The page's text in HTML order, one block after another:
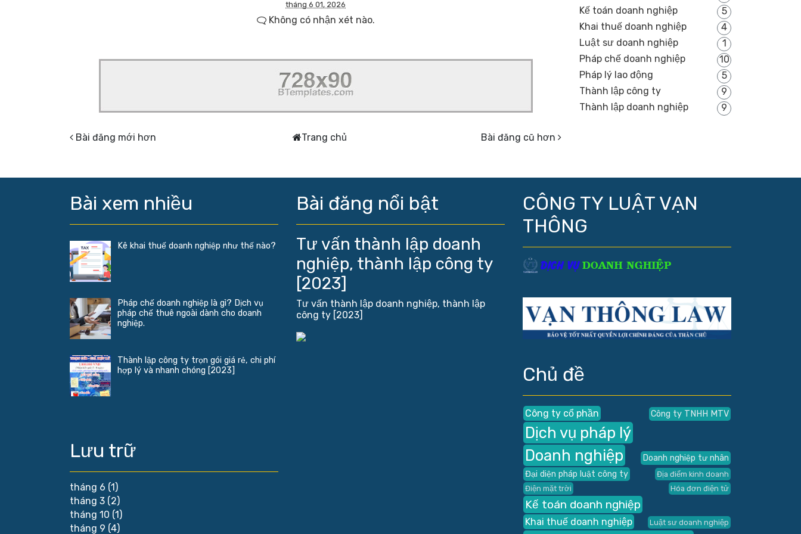
tháng 6 01, 2026
Không có nhận xét nào.
Bài đăng mới hơn Bài đăng cũ hơn
Trang chủ
Kế toán doanh nghiệp
5
Khai thuế doanh nghiệp
4
Luật sư doanh nghiệp
1
Pháp chế doanh nghiệp
10
Pháp lý lao động
5
Thành lập công ty
9
Thành lập doanh nghiệp
9
Bài xem nhiều
Kê khai thuế doanh nghiệp như thế nào?
Pháp chế doanh nghiệp là gì? Dịch vụ
pháp chế thuê ngoài dành cho doanh
nghiệp.
Thành lập công ty trọn gói giá rẻ, chi phí
hợp lý và nhanh chóng [2023]
Lưu trữ
tháng 6 (1)
tháng 3 (2)
tháng 10 (1)
tháng 9 (4)
Bài đăng nổi bật
Tư vấn thành lập doanh
nghiệp, thành lập công ty
[2023]
Tư vấn thành lập doanh nghiệp, thành lập
công ty [2023]
CÔNG TY LUẬT VẠN
THÔNG
Chủ đề
Công ty cổ phần Công ty TNHH MTV
Dịch vụ pháp lý
Doanh nghiệp
Doanh nghiệp tư nhân
Đại diện pháp luật công ty
Địa điểm kinh doanh
Điện mặt trời
Hóa đơn điện tử
Kế toán doanh nghiệp
Khai thuế doanh nghiệp Luật sư doanh nghiệp